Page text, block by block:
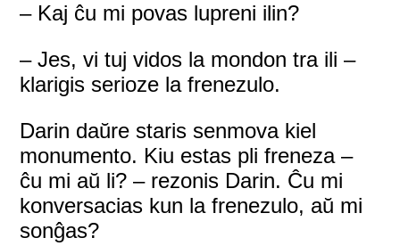
– Kaj ĉu mi povas lupreni ilin?
– Jes, vi tuj vidos la mondon tra ili –
klarigis serioze la frenezulo.
Darin daŭre staris senmova kiel
monumento. Kiu estas pli freneza –
ĉu mi aŭ li? – rezonis Darin. Ĉu mi
konversacias kun la frenezulo, aŭ mi
sonĝas?